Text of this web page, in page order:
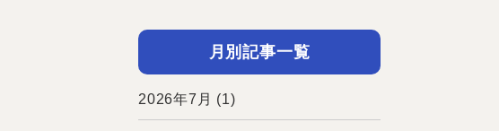
月別記事一覧
2026年7月 (1)